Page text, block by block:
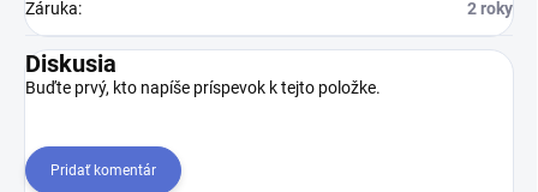
Záruka: 2 roky
Diskusia
Buďte prvý, kto napíše príspevok k tejto položke.
Pridať komentár